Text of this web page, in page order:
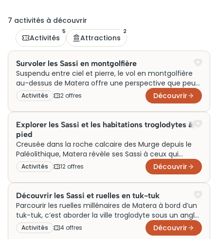
7 activités à découvrir
Activités
5
Attractions
2
Survoler les Sassi en montgolfière
Suspendu entre ciel et pierre, le vol en montgolfière
au-dessus de Matera offre une perspective que peu
d’autres villes au monde peuvent rivaliser. Les Sassi,
ces quartiers troglodytiques classés au patrimoine
UNESCO, se révèlent dans toute leur complexité
depuis les hauteurs, leurs ruelles labyrinthiques et
leurs habitations creusées dans le tuf calcaire
dessinant un paysage millénaire. Les vols s’effectuent
généralement à l’aube, quand la lumière rasante de
Basilicate transforme chaque anfractuosité en
tableau.
Activités 2 offres Découvrir
Explorer les Sassi et les habitations troglodytes à
pied
Creusée dans la roche calcaire des Murge depuis le
Paléolithique, Matera révèle ses Sassi à ceux qui
acceptent de ralentir le pas. La visite à pied reste le
seul moyen réel de comprendre l’organisation de ces
quartiers troglodytes, classés au patrimoine UNESCO
en 1993, où ruelles, églises rupestres et habitations
superposées forment un labyrinthe cohérent. Circuits
guidés thématiques, promenades libres ou visites
privées : les tarifs varient selon la formule choisie.
Activités 12 offres Découvrir
Découvrir les Sassi et ruelles en tuk-tuk
Parcourir les ruelles millénaires de Matera à bord d’un
tuk-tuk, c’est aborder la ville troglodyte sous un angle
que le simple marcheur ne peut pas toujours s’offrir.
Ce véhicule compact se faufile entre les Sassi, ces
Activités 4 offres Découvrir